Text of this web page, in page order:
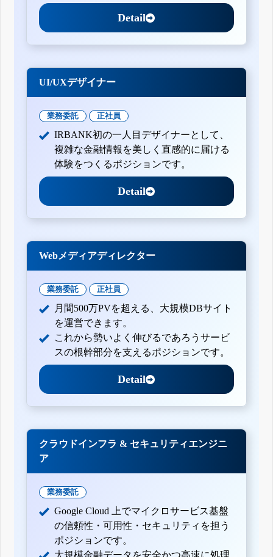
Detail
UI/UXデザイナー
業務委託 正社員
IRBANK初の一人目デザイナーとして、
複雑な金融情報を美しく直感的に届ける
体験をつくるポジションです。
Detail
Webメディアディレクター
業務委託 正社員
月間500万PVを超える、大規模DBサイト
を運営できます。
これから勢いよく伸びるであろうサービ
スの根幹部分を支えるポジションです。
Detail
クラウドインフラ & セキュリティエンジニ
ア
業務委託
Google Cloud 上でマイクロサービス基盤
の信頼性・可用性・セキュリティを担う
ポジションです。
大規模金融データを安全かつ高速に処理